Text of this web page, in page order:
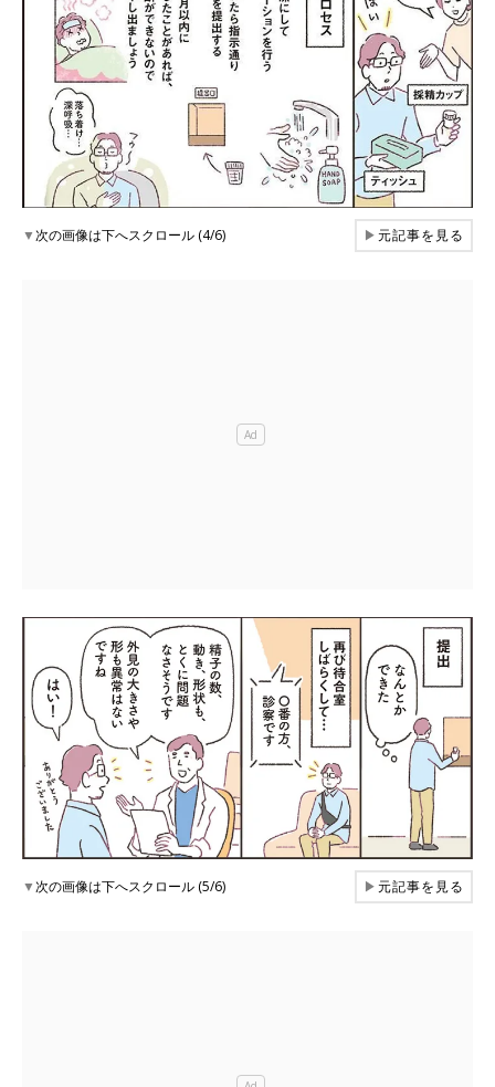
▼次の画像は下へスクロール (4/6) ▶元記事を見る
▼次の画像は下へスクロール (5/6) ▶元記事を見る